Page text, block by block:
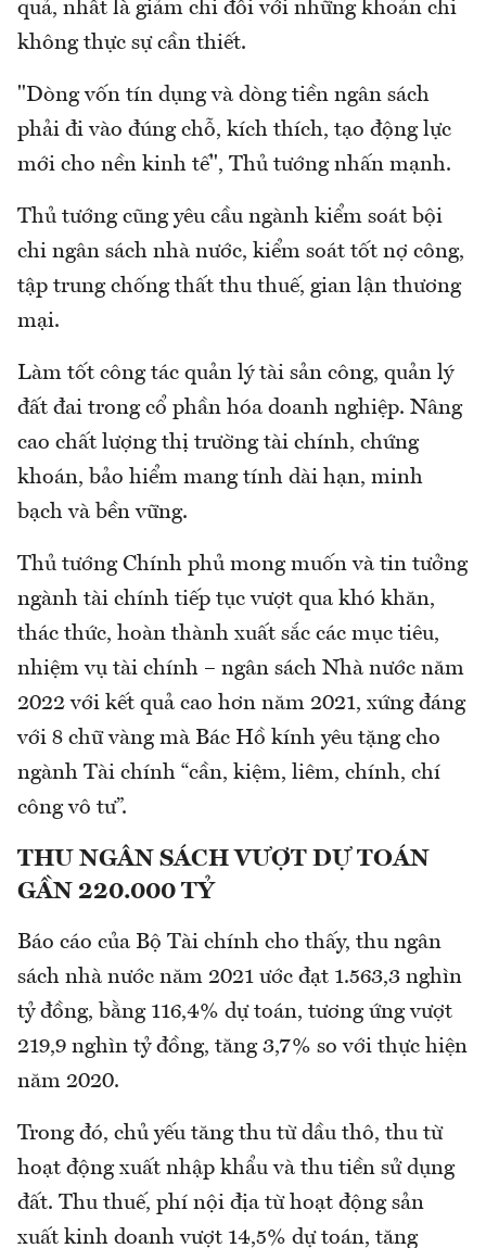
quả, nhất là giảm chi đối với những khoản chi
không thực sự cần thiết.
"Dòng vốn tín dụng và dòng tiền ngân sách
phải đi vào đúng chỗ, kích thích, tạo động lực
mới cho nền kinh tế", Thủ tướng nhấn mạnh.
Thủ tướng cũng yêu cầu ngành kiểm soát bội
chi ngân sách nhà nước, kiểm soát tốt nợ công,
tập trung chống thất thu thuế, gian lận thương
mại.
Làm tốt công tác quản lý tài sản công, quản lý
đất đai trong cổ phần hóa doanh nghiệp. Nâng
cao chất lượng thị trường tài chính, chứng
khoán, bảo hiểm mang tính dài hạn, minh
bạch và bền vững.
Thủ tướng Chính phủ mong muốn và tin tưởng
ngành tài chính tiếp tục vượt qua khó khăn,
thác thức, hoàn thành xuất sắc các mục tiêu,
nhiệm vụ tài chính – ngân sách Nhà nước năm
2022 với kết quả cao hơn năm 2021, xứng đáng
với 8 chữ vàng mà Bác Hồ kính yêu tặng cho
ngành Tài chính “cần, kiệm, liêm, chính, chí
công vô tư”.
THU NGÂN SÁCH VƯỢT DỰ TOÁN
GẦN 220.000 TỶ
Báo cáo của Bộ Tài chính cho thấy, thu ngân
sách nhà nước năm 2021 ước đạt 1.563,3 nghìn
tỷ đồng, bằng 116,4% dự toán, tương ứng vượt
219,9 nghìn tỷ đồng, tăng 3,7% so với thực hiện
năm 2020.
Trong đó, chủ yếu tăng thu từ dầu thô, thu từ
hoạt động xuất nhập khẩu và thu tiền sử dụng
đất. Thu thuế, phí nội địa từ hoạt động sản
xuất kinh doanh vượt 14,5% dự toán, tăng